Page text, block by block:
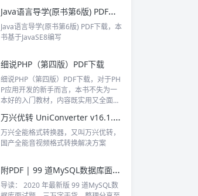
Java语言导学(原书第6版) PDF下载
Java语言导学(原书第6版) PDF下载，本
书基于JavaSE8编写
细说PHP（第四版）PDF下载
细说PHP（第四版）PDF下载，对于PH
P应用开发的新手而言，本书不失为一
本好的入门教材，内容既实用又全面，
辅以配套的视频教程，使读者轻松掌握
所学知识。
万兴优转 UniConverter v16.1.1.120 中文破解版
万兴全能格式转换器，又叫万兴优转，
国产全能音视频格式转换解决方案
附PDF | 99 道MySQL数据库面试题，三万字干货（最新版）
导读： 2020 年最新版 99 道MySQL数